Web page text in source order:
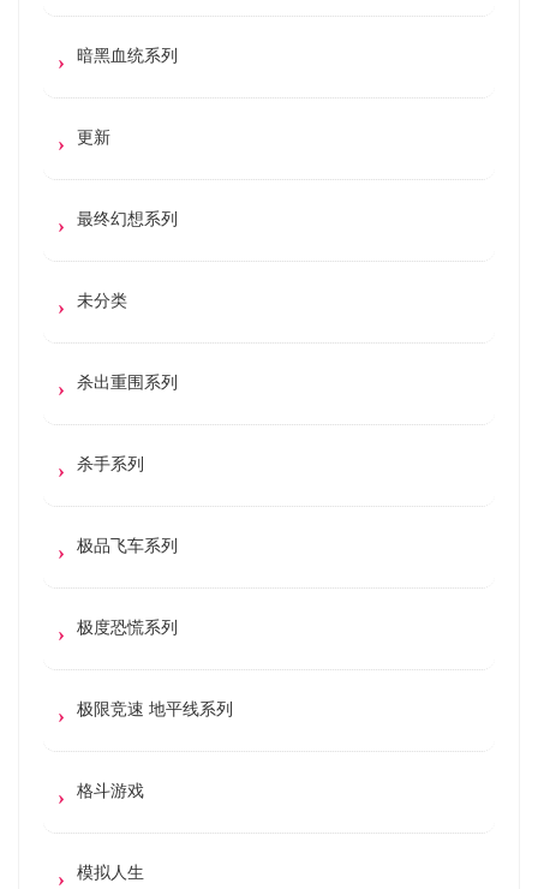
暗黑血统系列
更新
最终幻想系列
未分类
杀出重围系列
杀手系列
极品飞车系列
极度恐慌系列
极限竞速 地平线系列
格斗游戏
模拟人生